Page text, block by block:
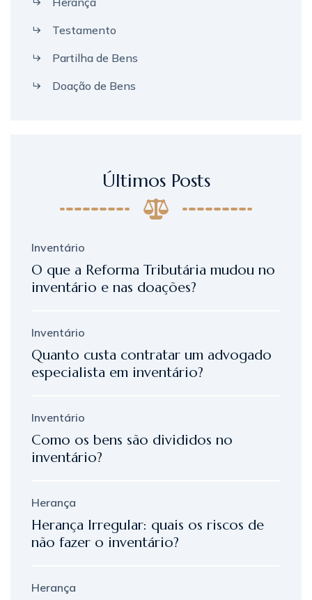
Testamento
Partilha de Bens
Doação de Bens
Últimos Posts
Inventário
O que a Reforma Tributária mudou no
inventário e nas doações?
Inventário
Quanto custa contratar um advogado
especialista em inventário?
Inventário
Como os bens são divididos no
inventário?
Herança
Herança Irregular: quais os riscos de
não fazer o inventário?
Herança